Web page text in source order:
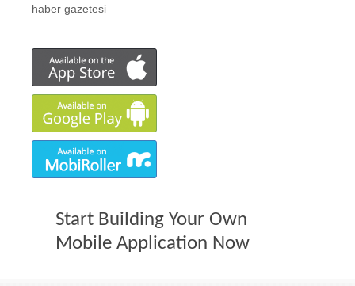
haber gazetesi
Start Building Your Own
Mobile Application Now